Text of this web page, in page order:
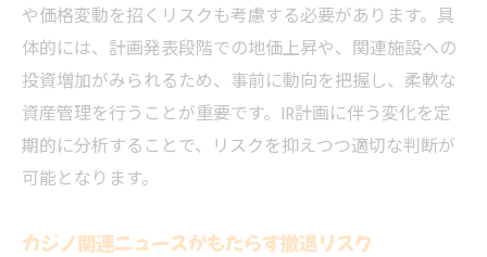
や価格変動を招くリスクも考慮する必要があります。具
体的には、計画発表段階での地価上昇や、関連施設への
投資増加がみられるため、事前に動向を把握し、柔軟な
資産管理を行うことが重要です。IR計画に伴う変化を定
期的に分析することで、リスクを抑えつつ適切な判断が
可能となります。
カジノ関連ニュースがもたらす撤退リスク